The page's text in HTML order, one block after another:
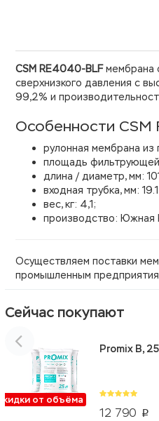
CSM RE4040-BLFмембрана
сверхнизкого давления с
99,2% и
Особенности
рулонная мембрана из
площадь
длина / диаметр, мм:
входная трубка, мм:
вес, кг: 4,1;
производство: Южная
Осуществляем поставки
промышленным
Сейчас покупают
от объёма
12 790 p
Promix B,